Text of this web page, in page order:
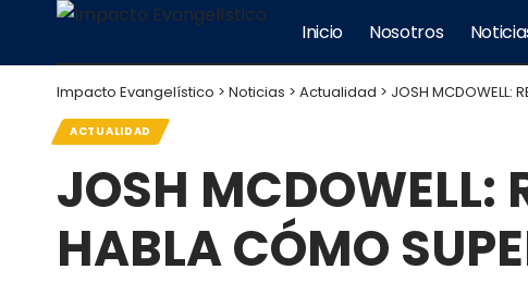
Inicio Nosotros
Impacto Evangelístico > Noticias > Actualidad > JOSH MCDOWELL:
ACTUALIDAD
JOSH MCDOWELL:
HABLA CÓMO